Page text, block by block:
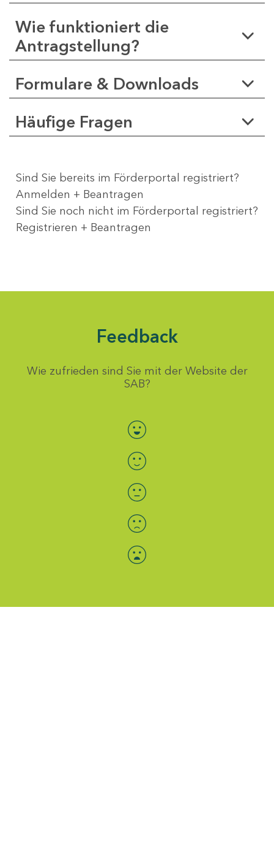
Wie funktioniert die
Antragstellung?
Formulare & Downloads
Häufige Fragen
Sind Sie bereits im Förderportal registriert?
Anmelden + Beantragen
Sind Sie noch nicht im Förderportal registriert?
Registrieren + Beantragen
Feedback
Wie zufrieden sind Sie mit der Website der
SAB?
Bewertung auswählen